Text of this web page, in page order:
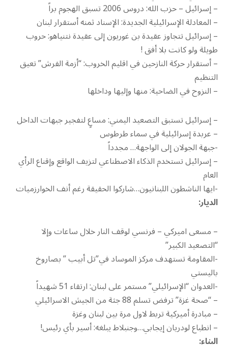
– إسرائيل – حزب الله: دروس 2006 تسبق الهجوم براً
– المعادلة الإسرائيلية الجديدة: الإسناد ثمنه أستقرار لبنان
– إسرائيل تتجاوز عقيدة بن غوريون إلى عقيدة نتنياهو: حروب
طويلة ولو كانت بلا أفق !
– أستقرار حركة النازحين في اقليم الخروب: “أزمة الفرش” تعيق
التنظيم
– النزوح في الضاحية: منها وإليها وداخلها
– إسرائيل تستبق التصعيد اليمني: مساعٍ لتفجير جبهات الداخل
– عربدة إسرائيلية في سماء طرطوس
-جبهة الجولان إلى الواجهة… مجدداً
– إسرائيل تستخدم الذكاء الاصطناعي لتزيف الواقع وإقناع الرأي
العام
-ايها الناشطون اللبنانيون…شاركوا الحقيقة رغم أنف الخوارزميات
الديار:
– مسعى اميركي – فرنسي لوقف النار خلال ساعات وإلا
“التصعيد الكبير”
-المقاومة تستهدف مركز الموساد في”تل أبيب ” بصاروخ
باليستي
-العدوان “الإسرائيلي” مستمر على لبنان: ارتقاء 51 شهيداً
– “صحة غزة” ترفض تسلم 88 جثة من الجيش الاسرائيلي
– مبادرة أميركية تربط لاول مرة بين لبنان وغزة
– انطباع لودريان إيجابي…وجنبلاط يبلغه: أسير بأي رئيس!